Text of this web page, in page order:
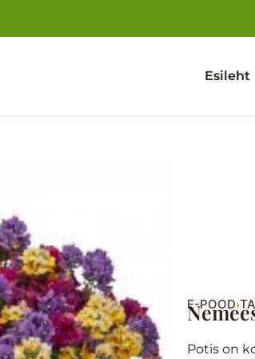
Esileht
E-POOD›
Potis on